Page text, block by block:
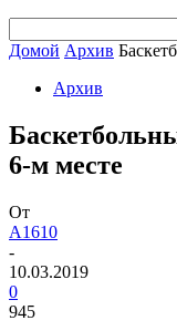
Домой Архив
Архив
6-м месте
От
A1610
-
10.03.2019
0
945